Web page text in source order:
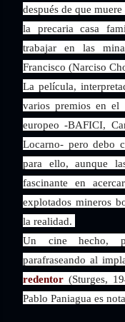
después de que
la precaria casa
trabajar en las
Francisco (Narciso
La película,
varios premios en el
europeo -BAFICI,
Locarno- pero debo
para ello, aunque
fascinante en
explotados mineros
la realidad.
Un cine hecho,
parafraseando al
redentor (Sturges,
Pablo Paniagua es